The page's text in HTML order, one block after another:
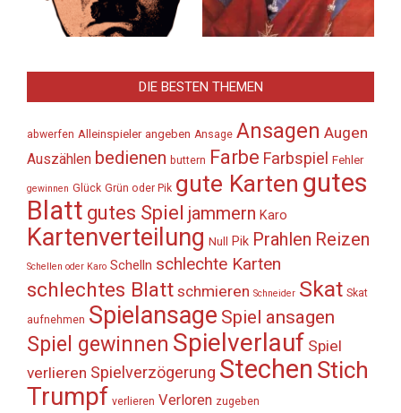
DIE BESTEN THEMEN
abwerfen Alleinspieler angeben Ansage Ansagen Augen
Auszählen bedienen buttern Farbe Farbspiel Fehler
gewinnen Glück Grün oder Pik gute Karten gutes
Blatt gutes Spiel jammern Karo
Kartenverteilung Null Pik Prahlen Reizen
Schellen oder Karo Schelln schlechte Karten
schlechtes Blatt schmieren Schneider Skat Skat
aufnehmen Spielansage Spiel ansagen
Spiel gewinnen Spielverlauf Spiel
verlieren Spielverzögerung Stechen Stich
Trumpf verlieren Verloren zugeben